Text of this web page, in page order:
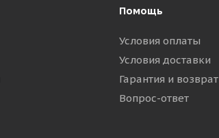
Помощь
Условия оплаты
Условия доставки
Гарантия и возврат
Вопрос-ответ